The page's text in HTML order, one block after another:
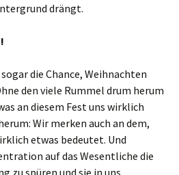
drängt.
die Chance, Weihnachten
den viele Rummel drum herum
an diesem Fest uns wirklich
Wir merken auch an dem,
etwas bedeutet. Und
auf das Wesentliche die